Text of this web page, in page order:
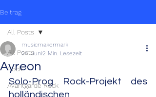
Beitrag
All Posts
Rock
Avantgarde Rock
All Posts
Ayreon
musicmakermark
24. Juni2 Min. Lesezeit
Solo-Prog Rock-Projekt des
holländischen